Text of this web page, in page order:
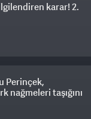
karar! 2.
Perinçek,
nağmeleri taşığını